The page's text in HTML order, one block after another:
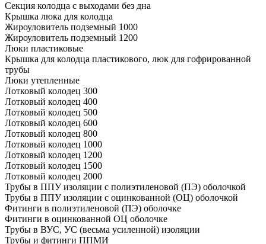
Секция колодца с выходами без дна
Крышка люка для колодца
Жироуловитель подземный 1000
Жироуловитель подземный 1200
Люки пластиковые
Крышка для колодца пластикового, люк для гофрированной
трубы
Люки утепленные
Лотковый колодец 300
Лотковый колодец 400
Лотковый колодец 500
Лотковый колодец 600
Лотковый колодец 800
Лотковый колодец 1000
Лотковый колодец 1200
Лотковый колодец 1500
Лотковый колодец 2000
Трубы в ППУ изоляции с полиэтиленовой (ПЭ) оболочкой
Трубы в ППУ изоляции с оцинкованной (ОЦ) оболочкой
Фитинги в полиэтиленовой (ПЭ) оболочке
Фитинги в оцинкованной ОЦ оболочке
Трубы в ВУС, УС (весьма усиленной) изоляции
Трубы и фитинги ППМИ